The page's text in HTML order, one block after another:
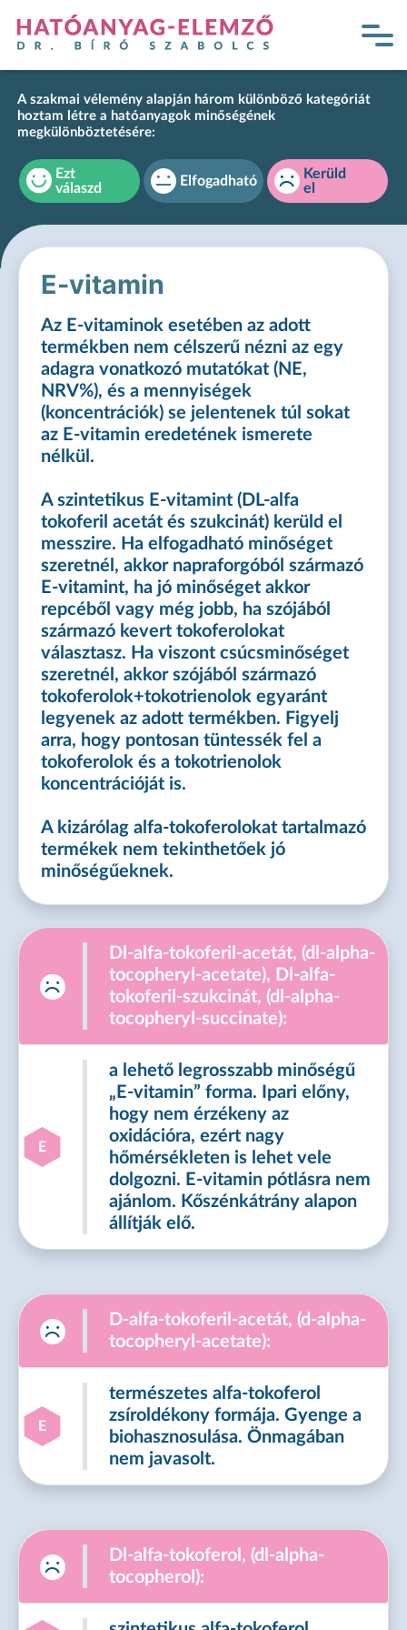
A szakmai vélemény alapján három különböző kategóriát
hoztam létre a hatóanyagok minőségének
megkülönböztetésére:
Ezt
válaszd
Elfogadható
Kerüld
el
E-vitamin
Az E-vitaminok esetében az adott
termékben nem célszerű nézni az egy
adagra vonatkozó mutatókat (NE,
NRV%), és a mennyiségek
(koncentrációk) se jelentenek túl sokat
az E-vitamin eredetének ismerete
nélkül.
A szintetikus E-vitamint (DL-alfa
tokoferil acetát és szukcinát) kerüld el
messzire. Ha elfogadható minőséget
szeretnél, akkor napraforgóból származó
E-vitamint, ha jó minőséget akkor
repcéből vagy még jobb, ha szójából
származó kevert tokoferolokat
választasz. Ha viszont csúcsminőséget
szeretnél, akkor szójából származó
tokoferolok+tokotrienolok egyaránt
legyenek az adott termékben. Figyelj
arra, hogy pontosan tüntessék fel a
tokoferolok és a tokotrienolok
koncentrációját is.
A kizárólag alfa-tokoferolokat tartalmazó
termékek nem tekinthetőek jó
minőségűeknek.
Dl-alfa-tokoferil-acetát, (dl-alpha-
tocopheryl-acetate), Dl-alfa-
tokoferil-szukcinát, (dl-alpha-
tocopheryl-succinate):
E
a lehető legrosszabb minőségű
„E-vitamin” forma. Ipari előny,
hogy nem érzékeny az
oxidációra, ezért nagy
hőmérsékleten is lehet vele
dolgozni. E-vitamin pótlásra nem
ajánlom. Kőszénkátrány alapon
állítják elő.
D-alfa-tokoferil-acetát, (d-alpha-
tocopheryl-acetate):
E
természetes alfa-tokoferol
zsíroldékony formája. Gyenge a
biohasznosulása. Önmagában
nem javasolt.
Dl-alfa-tokoferol, (dl-alpha-
tocopherol):